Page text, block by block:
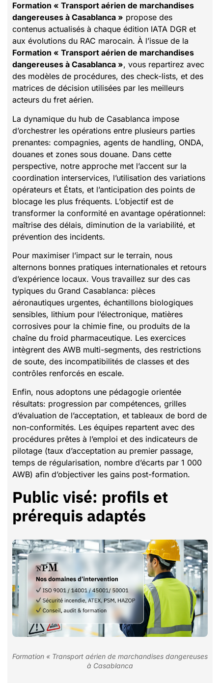
Formation « Transport aérien de marchandises
dangereuses à Casablanca » propose des
contenus actualisés à chaque édition IATA DGR et
aux évolutions du RAC marocain. À l’issue de la
Formation « Transport aérien de marchandises
dangereuses à Casablanca », vous repartirez avec
des modèles de procédures, des check-lists, et des
matrices de décision utilisées par les meilleurs
acteurs du fret aérien.
La dynamique du hub de Casablanca impose
d’orchestrer les opérations entre plusieurs parties
prenantes: compagnies, agents de handling, ONDA,
douanes et zones sous douane. Dans cette
perspective, notre approche met l’accent sur la
coordination interservices, l’utilisation des variations
opérateurs et États, et l’anticipation des points de
blocage les plus fréquents. L’objectif est de
transformer la conformité en avantage opérationnel:
maîtrise des délais, diminution de la variabilité, et
prévention des incidents.
Pour maximiser l’impact sur le terrain, nous
alternons bonnes pratiques internationales et retours
d’expérience locaux. Vous travaillez sur des cas
typiques du Grand Casablanca: pièces
aéronautiques urgentes, échantillons biologiques
sensibles, lithium pour l’électronique, matières
corrosives pour la chimie fine, ou produits de la
chaîne du froid pharmaceutique. Les exercices
intègrent des AWB multi-segments, des restrictions
de soute, des incompatibilités de classes et des
contrôles renforcés en escale.
Enfin, nous adoptons une pédagogie orientée
résultats: progression par compétences, grilles
d’évaluation de l’acceptation, et tableaux de bord de
non-conformités. Les équipes repartent avec des
procédures prêtes à l’emploi et des indicateurs de
pilotage (taux d’acceptation au premier passage,
temps de régularisation, nombre d’écarts par 1 000
AWB) afin d’objectiver les gains post-formation.
Public visé: profils et
prérequis adaptés
Formation « Transport aérien de marchandises dangereuses
à Casablanca